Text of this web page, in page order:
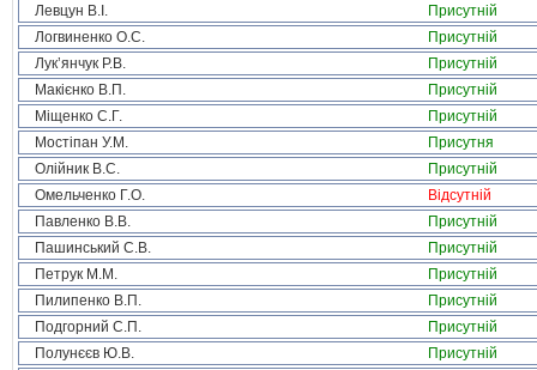
Левцун В.І.
Присутній
Логвиненко О.С.
Присутній
Лук’янчук Р.В.
Присутній
Макієнко В.П.
Присутній
Міщенко С.Г.
Присутній
Мостіпан У.М.
Присутня
Олійник В.С.
Присутній
Омельченко Г.О.
Відсутній
Павленко В.В.
Присутній
Пашинський С.В.
Присутній
Петрук М.М.
Присутній
Пилипенко В.П.
Присутній
Подгорний С.П.
Присутній
Полунєєв Ю.В.
Присутній